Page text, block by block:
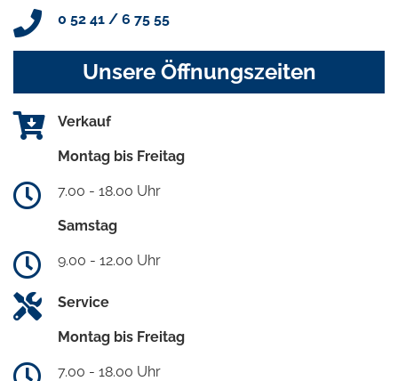
0 52 41 / 6 75 55
Unsere Öffnungszeiten
Verkauf
Montag bis Freitag
7.00 - 18.00 Uhr
Samstag
9.00 - 12.00 Uhr
Service
Montag bis Freitag
7.00 - 18.00 Uhr